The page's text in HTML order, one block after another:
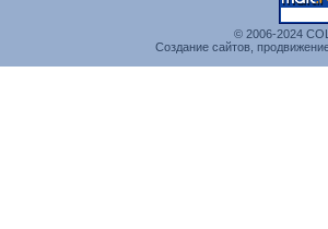
© 2006-2024
Создание сайтов,